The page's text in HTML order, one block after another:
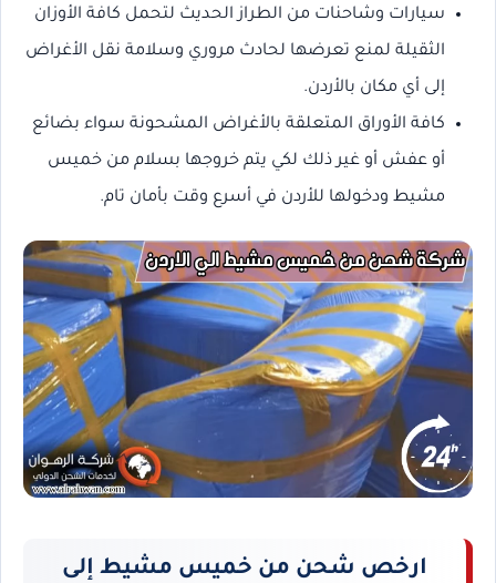
سيارات وشاحنات من الطراز الحديث لتحمل كافة الأوزان
الثقيلة لمنع تعرضها لحادث مروري وسلامة نقل الأغراض
إلى أي مكان بالأردن.
كافة الأوراق المتعلقة بالأغراض المشحونة سواء بضائع
أو عفش أو غير ذلك لكي يتم خروجها بسلام من خميس
مشيط ودخولها للأردن في أسرع وقت بأمان تام.
ارخص شحن من خميس مشيط إلى